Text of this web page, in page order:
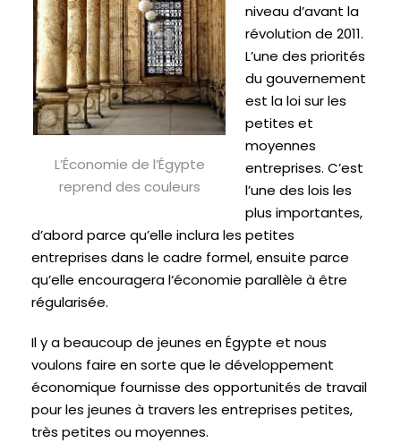
L’Économie de l’Égypte
reprend des couleurs
niveau d’avant la
révolution de 2011.
L’une des priorités
du gouvernement
est la loi sur les
petites et
moyennes
entreprises. C’est
l’une des lois les
plus importantes,
d’abord parce qu’elle inclura les petites
entreprises dans le cadre formel, ensuite parce
qu’elle encouragera l‘économie parallèle à être
régularisée.
Il y a beaucoup de jeunes enÉgypte et nous
voulons faire en sorte que le développement
économique fournisse des opportunités de travail
pour les jeunes à travers les entreprises petites,
très petites ou moyennes.